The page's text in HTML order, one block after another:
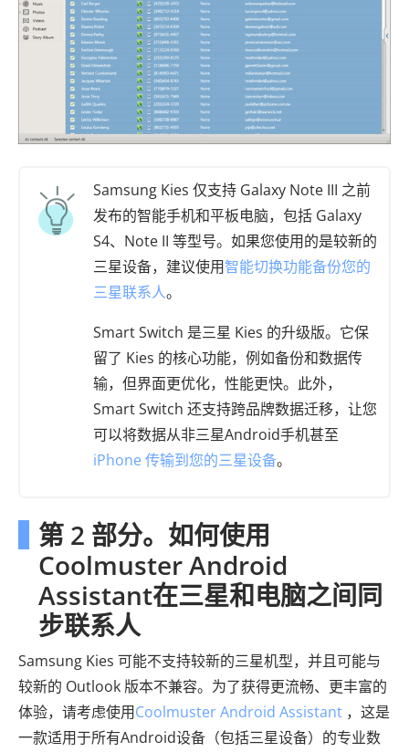
Samsung Kies 仅支持 Galaxy Note III 之前
发布的智能手机和平板电脑，包括 Galaxy
S4、Note II 等型号。如果您使用的是较新的
三星设备，建议使用智能切换功能备份您的
三星联系人。
Smart Switch 是三星 Kies 的升级版。它保
留了 Kies 的核心功能，例如备份和数据传
输，但界面更优化，性能更快。此外，
Smart Switch 还支持跨品牌数据迁移，让您
可以将数据从非三星Android手机甚至
iPhone 传输到您的三星设备。
第 2 部分。如何使用
Coolmuster Android
Assistant在三星和电脑之间同
步联系人
Samsung Kies 可能不支持较新的三星机型，并且可能与
较新的 Outlook 版本不兼容。为了获得更流畅、更丰富的
体验，请考虑使用Coolmuster Android Assistant ，这是
一款适用于所有Android设备（包括三星设备）的专业数